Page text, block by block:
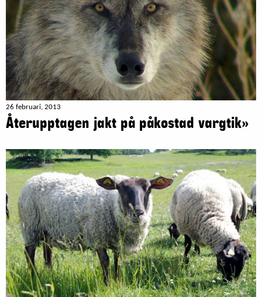
26 februari, 2013
Återupptagen jakt på påkostad vargtik»